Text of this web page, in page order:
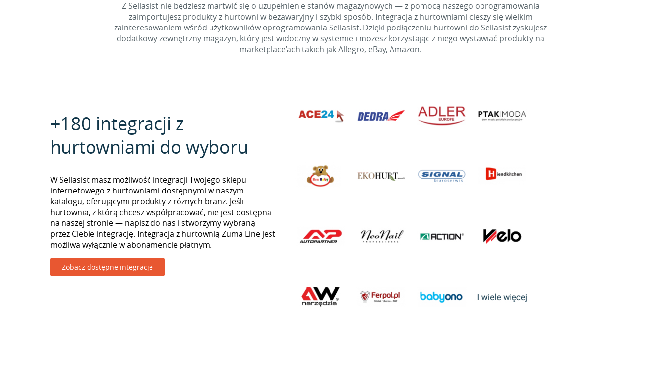
Z Sellasist nie będziesz martwić się o uzupełnienie stanów magazynowych — z pomocą naszego oprogramowania
zaimportujesz produkty z hurtowni w bezawaryjny i szybki sposób. Integracja z hurtowniami cieszy się wielkim
zainteresowaniem wśród użytkowników oprogramowania Sellasist. Dzięki podłączeniu hurtowni do Sellasist zyskujesz
dodatkowy zewnętrzny magazyn, który jest widoczny w systemie i możesz korzystając z niego wystawiać produkty na
marketplace’ach takich jak Allegro, eBay, Amazon.
+180 integracji z
hurtowniami do wyboru
W Sellasist masz możliwość integracji Twojego sklepu
internetowego z hurtowniami dostępnymi w naszym
katalogu, oferującymi produkty z różnych branż. Jeśli
hurtownia, z którą chcesz współpracować, nie jest dostępna
na naszej stronie — napisz do nas i stworzymy wybraną
przez Ciebie integrację. Integracja z hurtownią Zuma Line jest
możliwa wyłącznie w abonamencie płatnym.
Zobacz dostępne integracje